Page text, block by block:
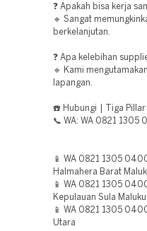
❓ Apakah bisa kerja
🔹 Sangat
berkelanjutan.
❓ Apa kelebihan
🔹 Kami
lapangan.
☎️ Hubungi | Tiga Pillar
📞 WA: WA 0821 1305
📱 WA 0821 1305
Halmahera Barat
📱 WA 0821 1305
Kepulauan Sula
📱 WA 0821 1305
Utara